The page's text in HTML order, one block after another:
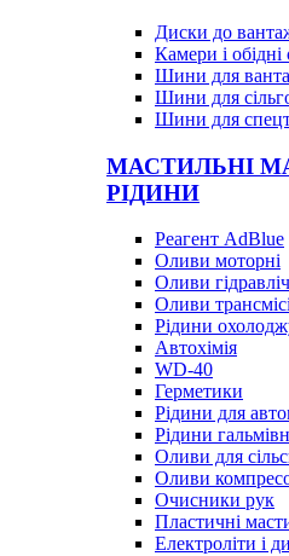
Диски до
Камери і обідні
Шини для
Шини для
Шини для
МАСТИЛЬНІ
РІДИНИ
Реагент AdBlue
Оливи моторні
Оливи
Оливи
Рідини
Автохімія
WD-40
Герметики
Рідини для
Рідини
Оливи для
Оливи
Очисники рук
Пластичні
Електроліти і